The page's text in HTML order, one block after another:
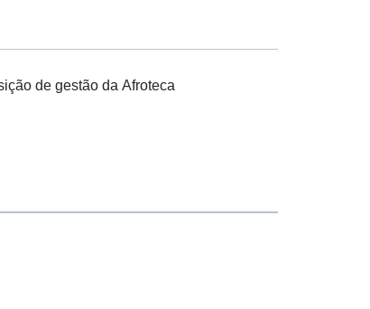
de gestão da Afroteca